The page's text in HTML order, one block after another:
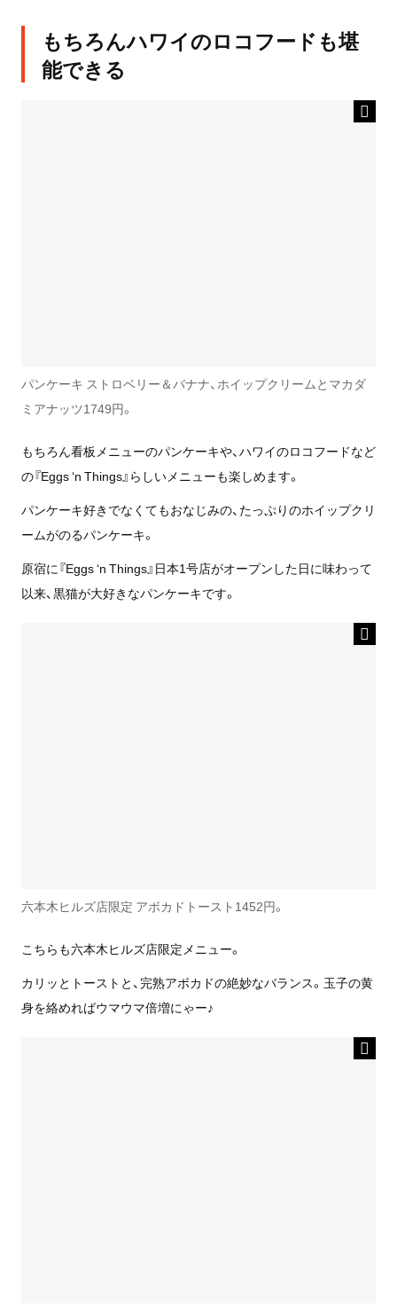
もちろんハワイのロコフードも堪
能できる
パンケーキ ストロベリー＆バナナ、ホイップクリームとマカダ
ミアナッツ1749円。
もちろん看板メニューのパンケーキや、ハワイのロコフードなど
の『Eggs ‘n Things』らしいメニューも楽しめます。
パンケーキ好きでなくてもおなじみの、たっぷりのホイップクリ
ームがのるパンケーキ。
原宿に『Eggs ‘n Things』日本1号店がオープンした日に味わって
以来、黒猫が大好きなパンケーキです。
六本木ヒルズ店限定 アボカドトースト1452円。
こちらも六本木ヒルズ店限定メニュー。
カリッとトーストと、完熟アボカドの絶妙なバランス。玉子の黄
身を絡めればウマウマ倍増にゃー♪